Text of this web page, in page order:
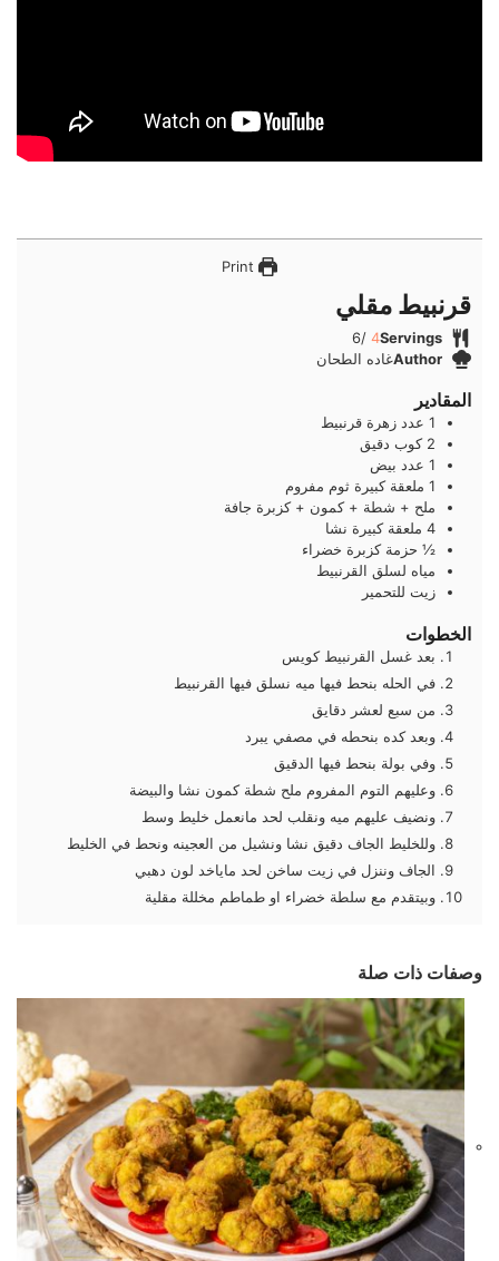
Print
قرنبيط مقلي
Servings
4
/6
Authorغاده الطحان
المقادير
1 عدد زهرة قرنبيط
2 كوب دقيق
1 عدد بيض
1 ملعقة كبيرة ثوم مفروم
ملح + شطة + كمون + كزبرة جافة
4 ملعقة كبيرة نشا
½ حزمة كزبرة خضراء
مياه لسلق القرنبيط
زيت للتحمير
الخطوات
بعد غسل القرنبيط كويس
في الحله بنحط فيها ميه نسلق فيها القرنبيط
من سبع لعشر دقايق
وبعد كده بنحطه في مصفي يبرد
وفي بولة بنحط فيها الدقيق
وعليهم التوم المفروم ملح شطة كمون نشا والبيضة
ونضيف عليهم ميه ونقلب لحد مانعمل خليط وسط
وللخليط الجاف دقيق نشا ونشيل من العجينه ونحط في الخليط
الجاف وننزل في زيت ساخن لحد ماياخد لون دهبي
وبيتقدم مع سلطة خضراء او طماطم مخللة مقلية
وصفات ذات صلة